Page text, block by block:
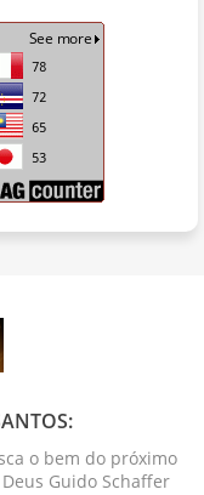
o bem do próximo
Guido Schaffer